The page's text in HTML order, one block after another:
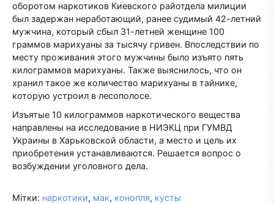
оборотом наркотиков Киевского райотдела милиции
был задержан неработающий, ранее судимый 42-летний
мужчина, который сбыл 31-летней женщине 100
граммов марихуаны за тысячу гривен. Впоследствии по
месту проживания этого мужчины было изъято пять
килограммов марихуаны. Также выяснилось, что он
хранил такое же количество марихуаны в тайнике,
которую устроил в лесополосе.
Изъятые 10 килограммов наркотического вещества
направлены на исследование в НИЭКЦ при ГУМВД
Украины в Харьковской области, а место и цель их
приобретения устанавливаются. Решается вопрос о
возбуждении уголовного дела.
Мітки: наркотики, мак, конопля, кусты